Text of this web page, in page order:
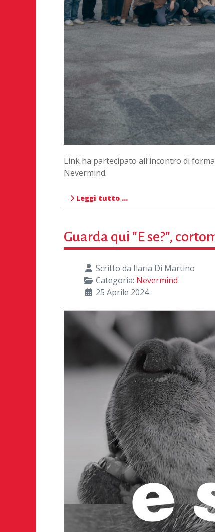
Link ha partecipato all'incontro di
Nevermind.
Leggi tutto …
Guarda qui "E se?",
Scritto da Ilaria Di Martino
Categoria: Nevermind
25 Aprile 2024